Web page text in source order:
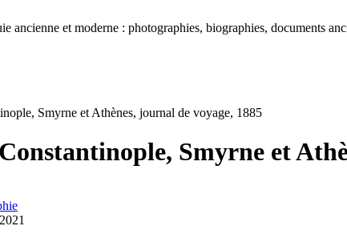
ancienne et moderne : photographies, biographies, documents
Smyrne et Athènes, journal de voyage, 1885
Smyrne et